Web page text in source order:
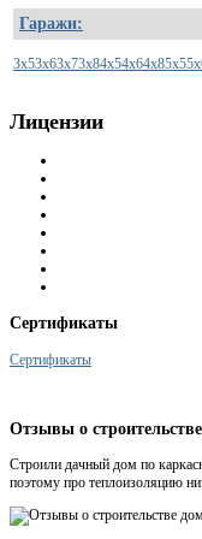
Гаражи:
3x53x63x73x84x54x64x85x5
Лицензии
Сертификаты
Сертификаты
Отзывы о строительстве
Строили дачный дом по
поэтому про теплоизоляцию